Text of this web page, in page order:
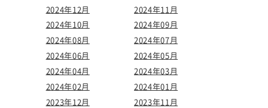
2024年12月
2024年11月
2024年10月
2024年09月
2024年08月
2024年07月
2024年06月
2024年05月
2024年04月
2024年03月
2024年02月
2024年01月
2023年12月
2023年11月